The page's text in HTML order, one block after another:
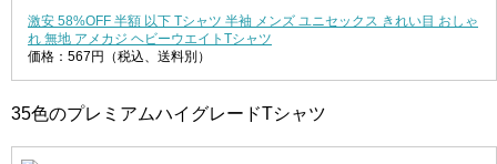
激安 58%OFF 半額 以下 Tシャツ 半袖 メンズ ユニセックス きれい目 おしゃ
れ 無地 アメカジ ヘビーウエイトTシャツ
価格：567円（税込、送料別）
35色のプレミアムハイグレードTシャツ